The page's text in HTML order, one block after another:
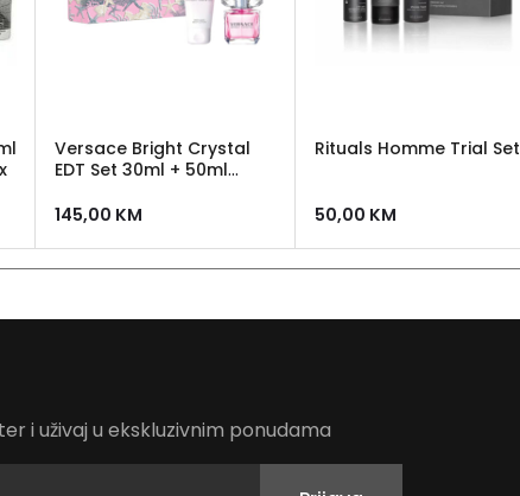
Versace Bright Crystal
EDT Set 30ml + 50ml
145,00 KM
Rituals Homme Trial Set
50,00 KM
i uživaj u ekskluzivnim ponudama